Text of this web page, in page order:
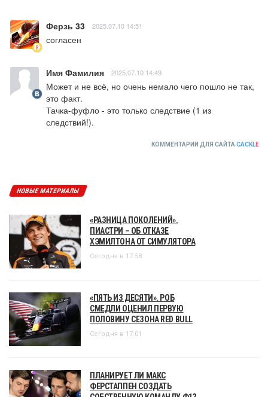
Ферзь 33 2025.07.10 14:51
согласен
Имя Фамилия 2025.07.10 14:49
Может и не всё, но очень немало чего пошло не так,
это факт.
Тачка-фуфло - это только следствие (1 из
следствий!).
КОММЕНТАРИИ ДЛЯ САЙТА CACKLE
НОВЫЕ МАТЕРИАЛЫ
«РАЗНИЦА ПОКОЛЕНИЙ».
ПИАСТРИ – ОБ ОТКАЗЕ
ХЭМИЛТОНА ОТ СИМУЛЯТОРА
Сегодня в 17:58
«ПЯТЬ ИЗ ДЕСЯТИ». РОБ
СМЕДЛИ ОЦЕНИЛ ПЕРВУЮ
ПОЛОВИНУ СЕЗОНА RED BULL
Сегодня в 17:01
ПЛАНИРУЕТ ЛИ МАКС
ФЕРСТАППЕН СОЗДАТЬ